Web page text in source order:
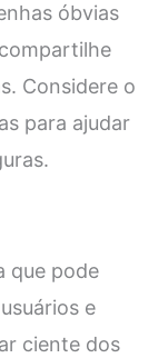
óbvias
Considere o
para ajudar
que pode
e
ciente dos